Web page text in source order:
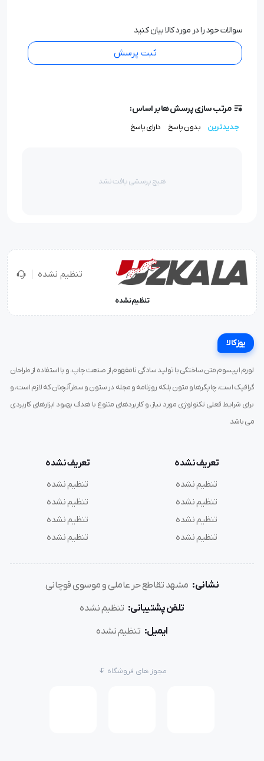
سوالات خود را در مورد کالا بیان کنید
ثبت پرسش
مرتب سازی پرسش ها بر اساس:
جدیدترین بدون پاسخ دارای پاسخ
هیچ پرسشی یافت نشد
تنظیم نشده
تنظیم نشده
یوزکالا
لورم ایپسوم متن ساختگی با تولید سادگی نامفهوم از صنعت چاپ، و با استفاده از طراحان
گرافیک است، چاپگرها و متون بلکه روزنامه و مجله در ستون و سطرآنچنان که لازم است، و
برای شرایط فعلی تکنولوژی مورد نیاز، و کاربردهای متنوع با هدف بهبود ابزارهای کاربردی
می باشد
تعریف نشده
تنظیم نشده
تنظیم نشده
تنظیم نشده
تنظیم نشده
تعریف نشده
تنظیم نشده
تنظیم نشده
تنظیم نشده
تنظیم نشده
نشانی: مشهد تقاطع حر عاملی و موسوی قوچانی
تلفن پشتیبانی: تنظیم نشده
ایمیل: تنظیم نشده
مجوز های فروشگاه